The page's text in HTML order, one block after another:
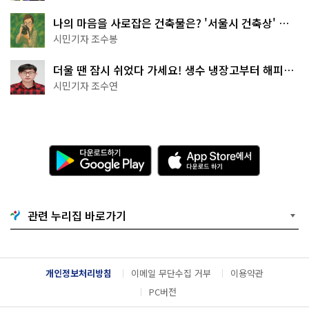
나의 마음을 사로잡은 건축물은? '서울시 건축상' 수
상작 공개!
시민기자 조수봉
더울 땐 잠시 쉬었다 가세요! 생수 냉장고부터 해피소
·무더위쉼터까지
시민기자 조수연
다
운
로
기
G
o
g
l
e
l
A
p
p
e
서
다
운
드
관련 누리집 바로가기
개인정보처리방침 이메일 무단수집 거부
이용약관
PC버전